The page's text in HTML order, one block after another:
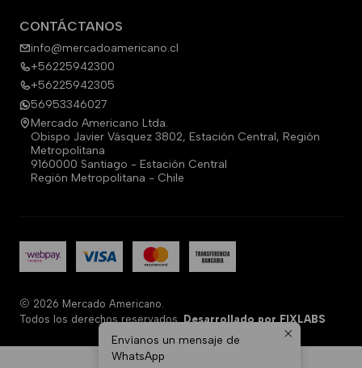
CONTÁCTANOS
info@mercadoamericano.cl
+56225942300
+56225942305
56953346027
Mercado Americano Ltda.
Obispo Javier Vásquez 3802, Estación Central, Región
Metropolitana
9160000 Santiago - Estación Central
Región Metropolitana - Chile
2026 Mercado Americano.
Todos los derechos reservados.Desarrollado por FIXLABS
Envíanos un mensaje de
WhatsApp